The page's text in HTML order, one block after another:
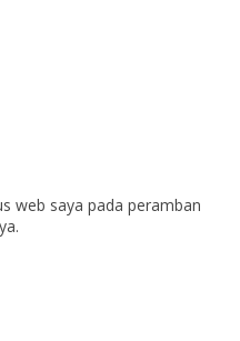
web saya pada peramban